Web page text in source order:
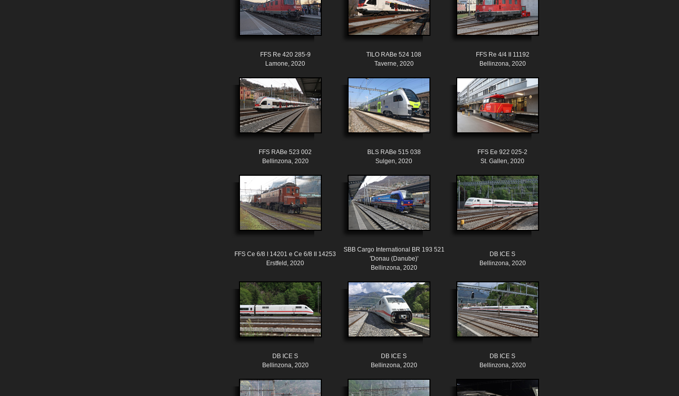
FFS Re 420 285-9
Lamone, 2020
TILO RABe 524 108
Taverne, 2020
FFS Re 4/4 II 11192
Bellinzona, 2020
FFS RABe 523 002
Bellinzona, 2020
BLS RABe 515 038
Sulgen, 2020
FFS Ee 922 025-2
St. Gallen, 2020
FFS Ce 6/8 I 14201 e Ce 6/8 II 14253
Erstfeld, 2020
SBB Cargo International BR 193 521
'Donau (Danube)'
Bellinzona, 2020
DB ICE S
Bellinzona, 2020
DB ICE S
Bellinzona, 2020
DB ICE S
Bellinzona, 2020
DB ICE S
Bellinzona, 2020